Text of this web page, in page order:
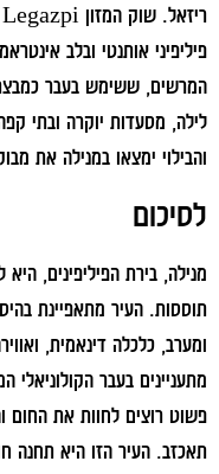
המרשים, ששימש בעבר
לילה, מסעדות יוקרה ובתי
והבילוי ימצאו במנילה את
לסיכום
מנילה, בירת הפיליפינים,
תוססות. העיר מתאפיינת
ומערב, כלכלה דינאמית,
מתעניינים בעבר
פשוט רוצים לחוות את החום
תאכזב. העיר הזו היא תחנה